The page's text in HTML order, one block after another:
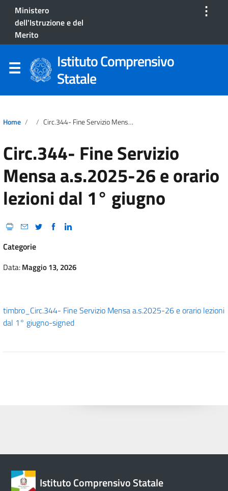
Ministero
dell'Istruzione e del
Merito
⋮
Istituto Comprensivo
Statale
Home Circ.344- Fine Servizio Mensa A.s.2025-26 E Orario Lezioni Dal 1° Giugno
Circ.344- Fine Servizio
Mensa a.s.2025-26 e orario
lezioni dal 1° giugno
Categorie
Data:Maggio 13, 2026
timbro_Circ.344- Fine Servizio Mensa a.s.2025-26 e orario lezioni
dal 1° giugno-signed
Istituto Comprensivo Statale